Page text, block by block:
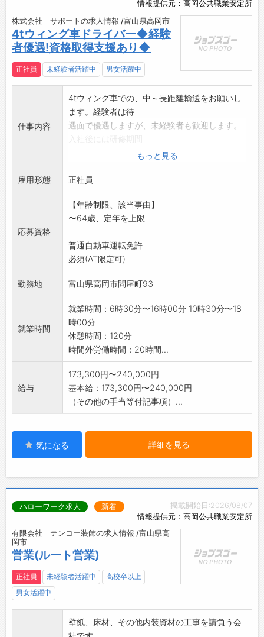
情報提供元：高岡公共職業安定所
株式会社 サポートの求人情報 /富山県高岡市
4tウィング車ドライバー◆経験
者優遇!資格取得支援あり◆
正社員 未経験者活躍中 男女活躍中
仕事内容
4tウィング車での、中～長距離輸送をお願いし
ます。経験者は待
遇面で優遇しますが、未経験者も歓迎します。
を設けており、丁寧にお教えしますのでお気軽
にご応募ください!
■4tウィング車での中距離・長距離チャーター
ドライバー
・主な積荷は新設・改装される商業施設やコン
ビニの店舗什器
・什器は基本的に車上での受け渡し
什器の配達を通じて様々な地域のお店に貢献す
るやりがいのある仕
事です。中型免許の取得支援制度があり、取得
ますので
お気軽にご応募ください!【業務の変更範囲:変
更なし】
もっと見る
雇用形態 正社員
応募資格
【年齢制限、該当事由】
〜64歳、定年を上限
普通自動車運転免許
必須(AT限定可)
勤務地 富山県高岡市問屋町93
就業時間
就業時間：6時30分〜16時00分 10時30分〜18
時00分
休憩時間：120分
時間外労働時間：20時間...
給与
173,300円〜240,000円
基本給：173,300円〜240,000円
（その他の手当等付記事項）...
気になる 詳細を見る
掲載開始日:2026/08/07
情報提供元：高岡公共職業安定所
ハローワーク求人 新着
有限会社 テンコー装飾の求人情報 /富山県高
岡市
営業(ルート営業)
正社員 未経験者活躍中
高校卒以上
男女活躍中
壁紙、床材、その他内装資材の工事を請負う会